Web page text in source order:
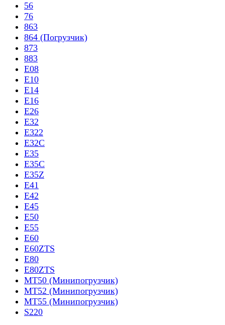
56
76
863
864 (Погрузчик)
873
883
E08
E10
E14
E16
E26
E32
E322
E32C
E35
E35C
E35Z
E41
E42
E45
E50
E55
E60
E60ZTS
E80
E80ZTS
MT50 (Минипогрузчик)
MT52 (Минипогрузчик)
MT55 (Минипогрузчик)
S220